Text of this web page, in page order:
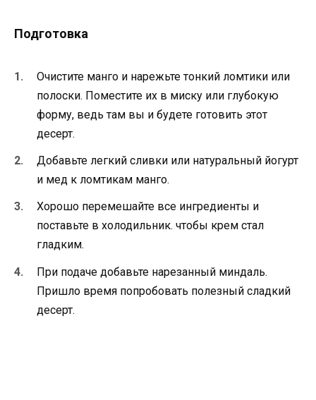
Подготовка
Очистите манго и нарежьте тонкий ломтики или
полоски. Поместите их в миску или глубокую
форму, ведь там вы и будете готовить этот
десерт.
Добавьте легкий сливки или натуральный йогурт
и мед к ломтикам манго.
Хорошо перемешайте все ингредиенты и
поставьте в холодильник. чтобы крем стал
гладким.
При подаче добавьте нарезанный миндаль.
Пришло время попробовать полезный сладкий
десерт.